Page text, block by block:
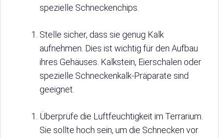
spezielle Schneckenchips.
Stelle sicher, dass sie genug Kalk
aufnehmen. Dies ist wichtig für den Aufbau
ihres Gehäuses. Kalkstein, Eierschalen oder
spezielle Schneckenkalk-Präparate sind
geeignet.
Überprüfe die Luftfeuchtigkeit im Terrarium.
Sie sollte hoch sein, um die Schnecken vor